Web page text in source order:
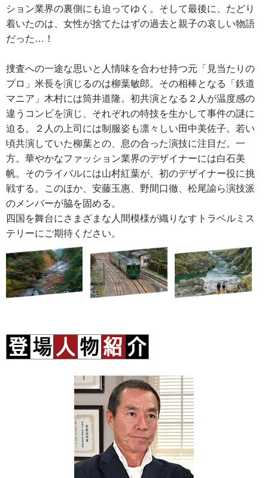
ション業界の裏側にも迫ってゆく。そして最後に、たどり
着いたのは、女性が捨てたはずの過去と親子の哀しい物語
だった…！
捜査への一途な思いと人情味を合わせ持つ元「見当たりの
プロ」米長を演じるのは柳葉敏郎。その相棒となる「鉄道
マニア」木村には筒井道隆。初共演となる２人が温度感の
違うコンビを演じ、それぞれの特技を生かして事件の謎に
迫る。２人の上司には制服姿も凛々しい田中美佐子。若い
頃共演していた柳葉との、息の合った演技に注目だ。一
方。華やかなファッション業界のデザイナーには白石美
帆。そのライバルには山村紅葉が、初のデザイナー役に挑
戦する。このほか、安藤玉惠、野間口徹、松尾諭ら演技派
のメンバーが脇を固める。
四国を舞台にさまざまな人間模様が織りなすトラベルミス
テリーにご期待ください。